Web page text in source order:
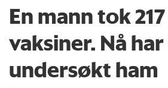
En mann tok
vaksiner. Nå
undersøkt ham